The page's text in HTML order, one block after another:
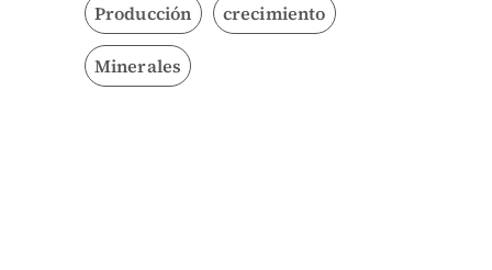
Producción crecimiento
Minerales